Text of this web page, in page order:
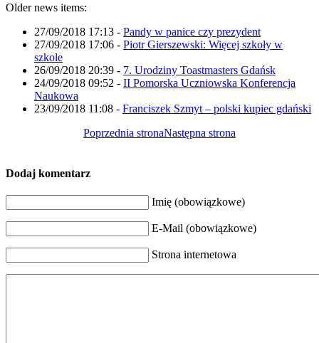
Older news items:
27/09/2018 17:13 - Pandy w panice czy prezydent
27/09/2018 17:06 - Piotr Gierszewski: Więcej szkoły w
szkole
26/09/2018 20:39 - 7. Urodziny Toastmasters Gdańsk
24/09/2018 09:52 - II Pomorska Uczniowska Konferencja
Naukowa
23/09/2018 11:08 - Franciszek Szmyt – polski kupiec gdański
Poprzednia stronaNastępna strona
Dodaj komentarz
Imię (obowiązkowe)
E-Mail (obowiązkowe)
Strona internetowa